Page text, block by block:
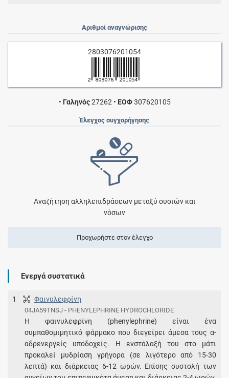
Αριθμοί αναγνώρισης
2803076201054
• Γαληνός27262 • ΕΟΦ307620105
Έλεγχος συγχορήγησης
Αναζήτηση αλληλεπιδράσεων μεταξύ ουσιών και
νόσων
Προχωρήστε στον έλεγχο
Ενεργά συστατικά
1 Φαινυλεφρίνη
04JA59TNSJ - PHENYLEPHRINE HYDROCHLORIDE
Η φαινυλεφρίνη (phenylephrine) είναι ένα
συμπαθομιμητικό φάρμακο που διεγείρει άμεσα τους α-
αδρενεργείς υποδοχείς. Η ενστάλαξή του στο μάτι
προκαλεί μυδρίαση γρήγορα (σε λιγότερο από 15-30
λεπτά) και διάρκειας 6-12 ωρών. Επίσης συστολή των